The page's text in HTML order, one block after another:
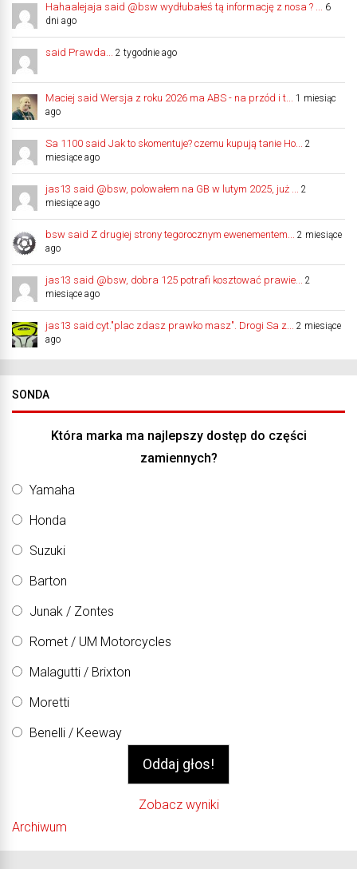
Hahaalejaja said @bsw wydłubałeś tą informację z nosa ? ...
6
dni ago
said Prawda... 2 tygodnie ago
Maciej said Wersja z roku 2026 ma ABS - na przód i t...
1 miesiąc
ago
Sa 1100 said Jak to skomentuje? czemu kupują tanie Ho...
2
miesiące ago
jas13 said @bsw, polowałem na GB w lutym 2025, już ...
2
miesiące ago
bsw said Z drugiej strony tegorocznym ewenementem...
2 miesiące
ago
jas13 said @bsw, dobra 125 potrafi kosztować prawie...
2
miesiące ago
jas13 said cyt."plac zdasz prawko masz". Drogi Sa z...
2 miesiące
ago
SONDA
Która marka ma najlepszy dostęp do części
zamiennych?
Yamaha
Honda
Suzuki
Barton
Junak / Zontes
Romet / UM Motorcycles
Malagutti / Brixton
Moretti
Benelli / Keeway
Zobacz wyniki
Archiwum